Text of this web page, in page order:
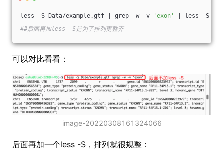
less -S Data/example.gtf | grep -w -v 'exon'
| less -S
##后面再加less -S是为了排列更整齐
可以对比看看：
image-20220308161324066
后面再加一个less -S，排列就很规整：